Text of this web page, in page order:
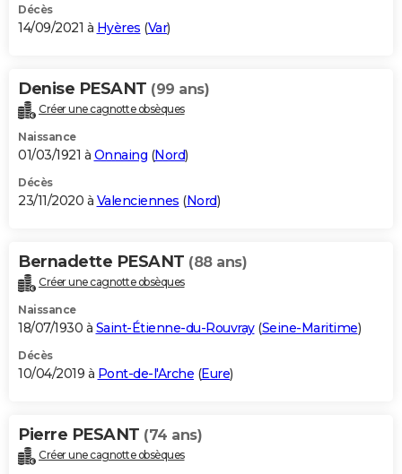
Décès
14/09/2021 à Hyères (Var)
Denise PESANT (99 ans)
Créer une cagnotte obsèques
Naissance
01/03/1921 à Onnaing (Nord)
Décès
23/11/2020 à Valenciennes (Nord)
Bernadette PESANT (88 ans)
Créer une cagnotte obsèques
Naissance
18/07/1930 à Saint-Étienne-du-Rouvray(Seine-Maritime)
Décès
10/04/2019 à Pont-de-l'Arche (Eure)
Pierre PESANT (74 ans)
Créer une cagnotte obsèques